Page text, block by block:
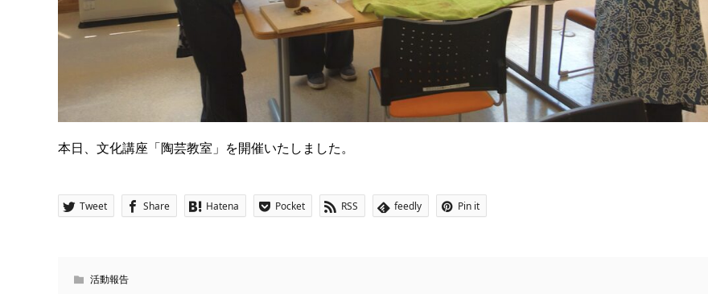
本日、文化講座「陶芸教室」を開催いたしました。
Tweet Share Hatena Pocket RSS feedly Pin it
活動報告